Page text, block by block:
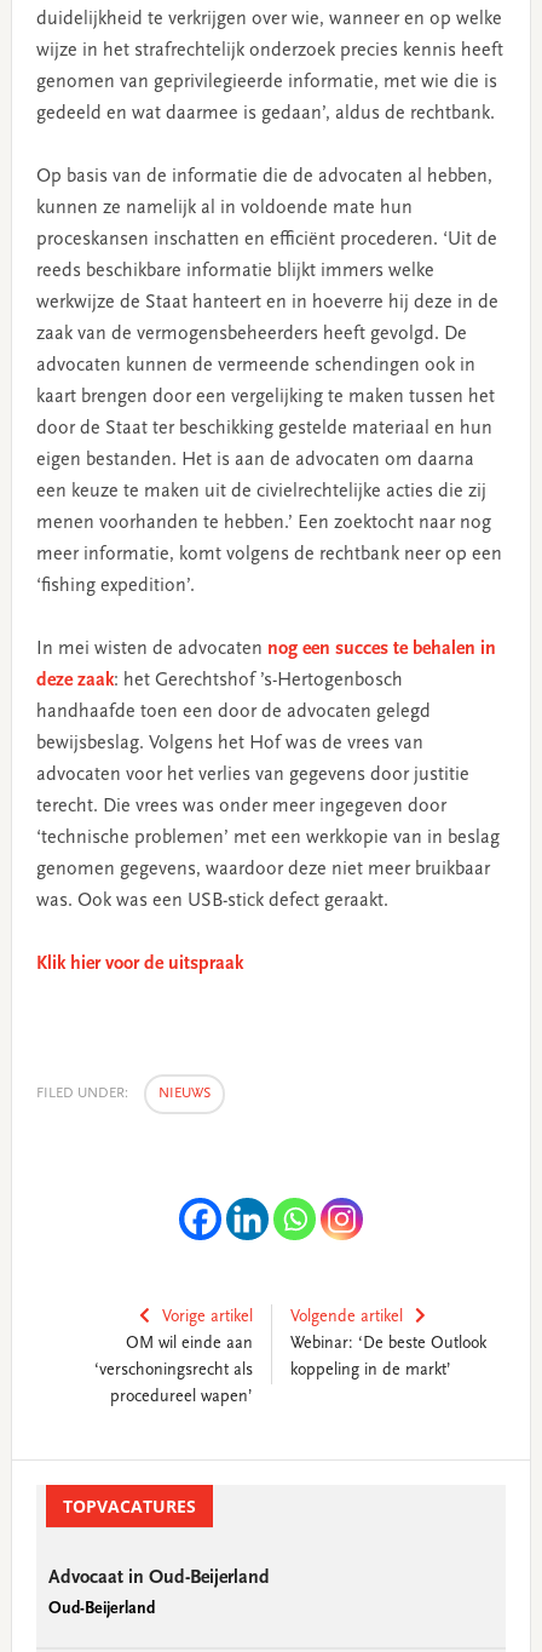
duidelijkheid te verkrijgen over wie, wanneer en op welke
wijze in het strafrechtelijk onderzoek precies kennis heeft
genomen van geprivilegieerde informatie, met wie die is
gedeeld en wat daarmee is gedaan’, aldus de rechtbank.
Op basis van de informatie die de advocaten al hebben,
kunnen ze namelijk al in voldoende mate hun
proceskansen inschatten en efficiënt procederen. ‘Uit de
reeds beschikbare informatie blijkt immers welke
werkwijze de Staat hanteert en in hoeverre hij deze in de
zaak van de vermogensbeheerders heeft gevolgd. De
advocaten kunnen de vermeende schendingen ook in
kaart brengen door een vergelijking te maken tussen het
door de Staat ter beschikking gestelde materiaal en hun
eigen bestanden. Het is aan de advocaten om daarna
een keuze te maken uit de civielrechtelijke acties die zij
menen voorhanden te hebben.’ Een zoektocht naar nog
meer informatie, komt volgens de rechtbank neer op een
‘fishing expedition’.
In mei wisten de advocaten nog een succes te behalen in
deze zaak: het Gerechtshof ’s-Hertogenbosch
handhaafde toen een door de advocaten gelegd
bewijsbeslag. Volgens het Hof was de vrees van
advocaten voor het verlies van gegevens door justitie
terecht. Die vrees was onder meer ingegeven door
‘technische problemen’ met een werkkopie van in beslag
genomen gegevens, waardoor deze niet meer bruikbaar
was. Ook was een USB-stick defect geraakt.
Klik hier voor de uitspraak
FILED UNDER: NIEUWS
Vorige artikel
OM wil einde aan
‘verschoningsrecht als
procedureel wapen’
Volgende artikel
Webinar: ‘De beste Outlook
koppeling in de markt’
SidebarTOPVACATURES
Advocaat in Oud-Beijerland
Oud-Beijerland